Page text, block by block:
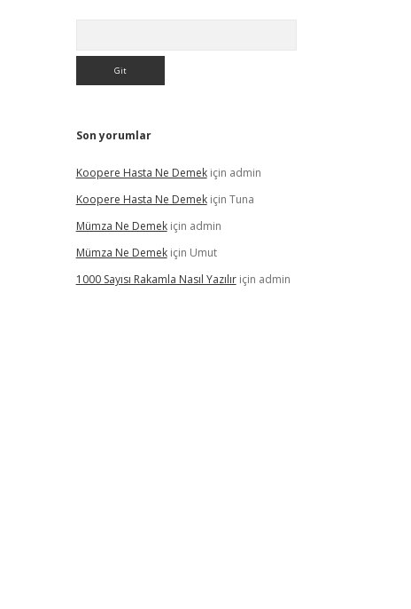
Son yorumlar
Koopere Hasta Ne Demekiçin admin
Koopere Hasta Ne Demekiçin Tuna
Mümza Ne Demekiçin admin
Mümza Ne Demekiçin Umut
1000 Sayısı Rakamla Nasıl Yazılıriçin admin